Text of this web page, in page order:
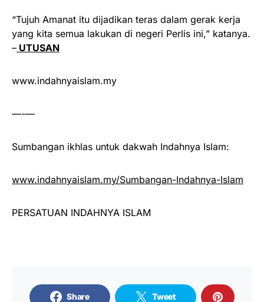
“Tujuh Amanat itu dijadikan teras dalam gerak kerja
yang kita semua lakukan di negeri Perlis ini,” katanya.
– UTUSAN
www.indahnyaislam.my
—-—
Sumbangan ikhlas untuk dakwah Indahnya Islam:
www.indahnyaislam.my/Sumbangan-Indahnya-Islam
PERSATUAN INDAHNYA ISLAM
Share Tweet